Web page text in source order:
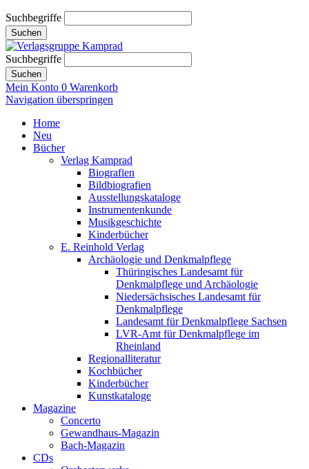
Suchbegriffe
Suchen
Suchbegriffe
Suchen
Mein Konto 0 Warenkorb
Navigation überspringen
Home
Neu
Bücher
Verlag Kamprad
Biografien
Bildbiografien
Ausstellungskataloge
Instrumentenkunde
Musikgeschichte
Kinderbücher
E. Reinhold Verlag
Archäologie und Denkmalpflege
Thüringisches Landesamt für
Denkmalpflege und Archäologie
Niedersächsisches Landesamt für
Denkmalpflege
Landesamt für Denkmalpflege Sachsen
LVR-Amt für Denkmalpflege im
Rheinland
Regionalliteratur
Kochbücher
Kinderbücher
Kunstkataloge
Magazine
Concerto
Gewandhaus-Magazin
Bach-Magazin
CDs